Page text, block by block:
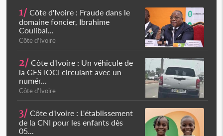
1/ Côte d'Ivoire : Fraude dans le
domaine foncier, Ibrahime
Coulibal...
Côte d'Ivoire
2/ Côte d'Ivoire : Un véhicule de
la GESTOCI circulant avec un
numér...
Côte d'Ivoire
3/ Côte d'Ivoire : L'établissement
de la CNI pour les enfants dès
05...